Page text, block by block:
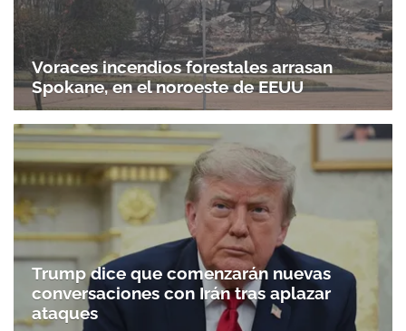
Voraces incendios forestales arrasan
Spokane, en el noroeste de EEUU
Trump dice que comenzarán nuevas
conversaciones con Irán tras aplazar
ataques